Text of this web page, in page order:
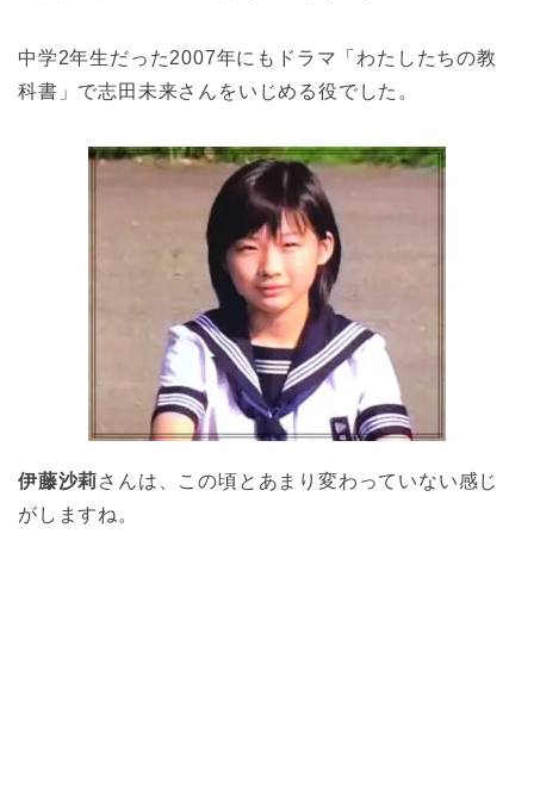
中学2年生だった2007年にもドラマ「わたしたちの教
科書」で志田未来さんをいじめる役でした。
伊藤沙莉さんは、この頃とあまり変わっていない感じ
がしますね。